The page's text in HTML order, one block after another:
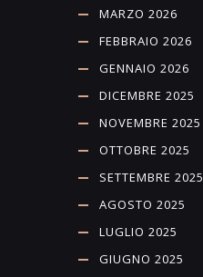
MARZO 2026
FEBBRAIO 2026
GENNAIO 2026
DICEMBRE 2025
NOVEMBRE 2025
OTTOBRE 2025
SETTEMBRE 2025
AGOSTO 2025
LUGLIO 2025
GIUGNO 2025